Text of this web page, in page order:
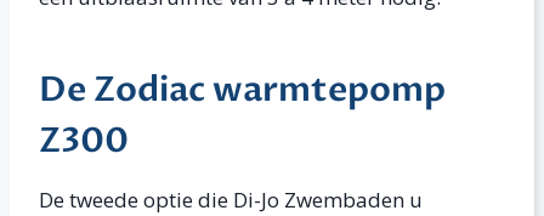
De Zodiac warmtepomp
Z300
De tweede optie die Di-Jo Zwembaden u